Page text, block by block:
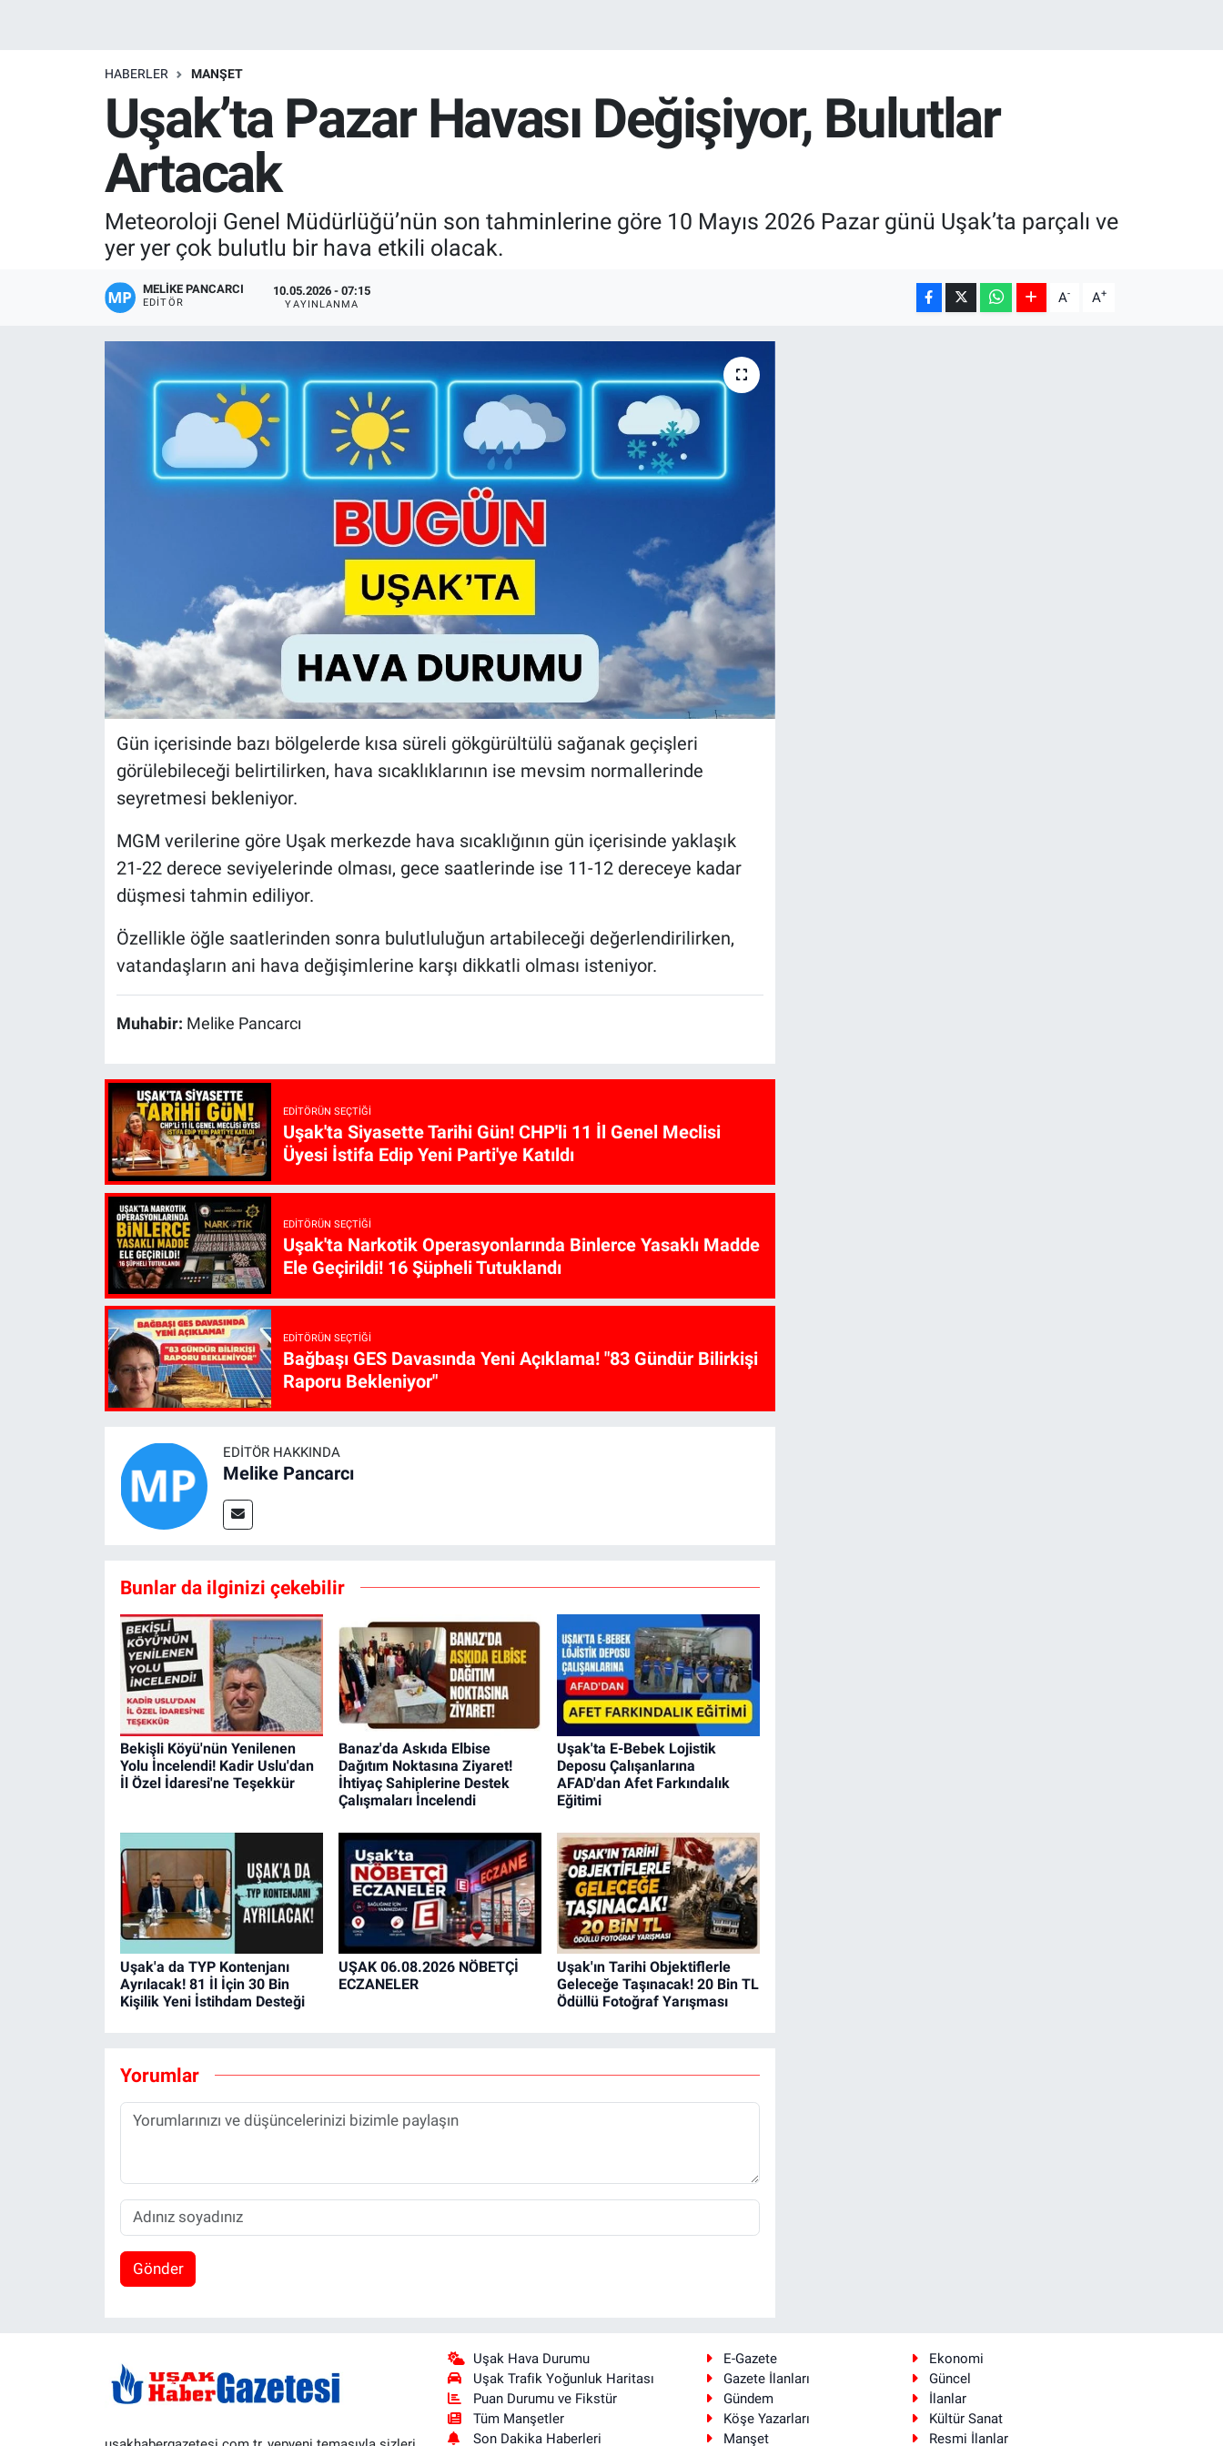
HABERLER MANŞET
Uşak’ta Pazar Havası Değişiyor, Bulutlar
Artacak
Meteoroloji Genel Müdürlüğü’nün son tahminlerine göre 10 Mayıs 2026 Pazar günü Uşak’ta parçalı ve
yer yer çok bulutlu bir hava etkili olacak.
MELIKE PANCARCI
EDITÖR
10.05.2026 - 07:15
YAYINLANMA A- A+
Gün içerisinde bazı bölgelerde kısa süreli gökgürültülü sağanak geçişleri
görülebileceği belirtilirken, hava sıcaklıklarının ise mevsim normallerinde
seyretmesi bekleniyor.
MGM verilerine göre Uşak merkezde hava sıcaklığının gün içerisinde yaklaşık
21-22 derece seviyelerinde olması, gece saatlerinde ise 11-12 dereceye kadar
düşmesi tahmin ediliyor.
Özellikle öğle saatlerinden sonra bulutluluğun artabileceği değerlendirilirken,
vatandaşların ani hava değişimlerine karşı dikkatli olması isteniyor.
Muhabir: Melike Pancarcı
EDITÖRÜN SEÇTIĞI
Uşak'ta Siyasette Tarihi Gün! CHP'li 11 İl Genel Meclisi
Üyesi İstifa Edip Yeni Parti'ye Katıldı
EDITÖRÜN SEÇTIĞI
Uşak'ta Narkotik Operasyonlarında Binlerce Yasaklı Madde
Ele Geçirildi! 16 Şüpheli Tutuklandı
EDITÖRÜN SEÇTIĞI
Bağbaşı GES Davasında Yeni Açıklama! "83 Gündür Bilirkişi
Raporu Bekleniyor"
EDITÖR HAKKINDA
Melike Pancarcı
Bunlar da ilginizi çekebilir
Bekişli Köyü'nün Yenilenen
Yolu İncelendi! Kadir Uslu'dan
İl Özel İdaresi'ne Teşekkür
Banaz'da Askıda Elbise
Dağıtım Noktasına Ziyaret!
İhtiyaç Sahiplerine Destek
Çalışmaları İncelendi
Uşak'ta E-Bebek Lojistik
Deposu Çalışanlarına
AFAD'dan Afet Farkındalık
Eğitimi
Uşak'a da TYP Kontenjanı
Ayrılacak! 81 İl İçin 30 Bin
Kişilik Yeni İstihdam Desteği
UŞAK 06.08.2026 NÖBETÇİ
ECZANELER
Uşak'ın Tarihi Objektiflerle
Geleceğe Taşınacak! 20 Bin TL
Ödüllü Fotoğraf Yarışması
Yorumlar
Gönder
Uşak Hava Durumu
Uşak Trafik Yoğunluk Haritası
Puan Durumu ve Fikstür
Tüm Manşetler
Son Dakika Haberleri
E-Gazete
Ekonomi
Gazete İlanları
Güncel
Gündem
İlanlar
Köşe Yazarları
Kültür Sanat
Manşet
Resmi İlanlar
Resmi İlanlar
Son Dakika
Uşak Haberleri